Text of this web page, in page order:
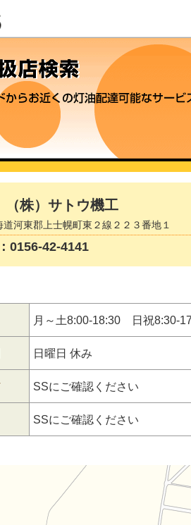
株）サトウ機工
河東郡上士幌町東２線２２３番地１
0156-42-4141
月～土8:00-18:30 日祝8:30-
日曜日 休み
SSにご確認ください
SSにご確認ください